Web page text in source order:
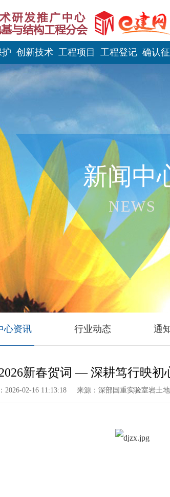
创新技术 工程项目 工程登记 确认
新闻中
NEWS
心资讯 行业动态 通
新春贺词 — 深耕笃行映初
2026-02-16 11:13:18 来源：深部国重实验室岩土